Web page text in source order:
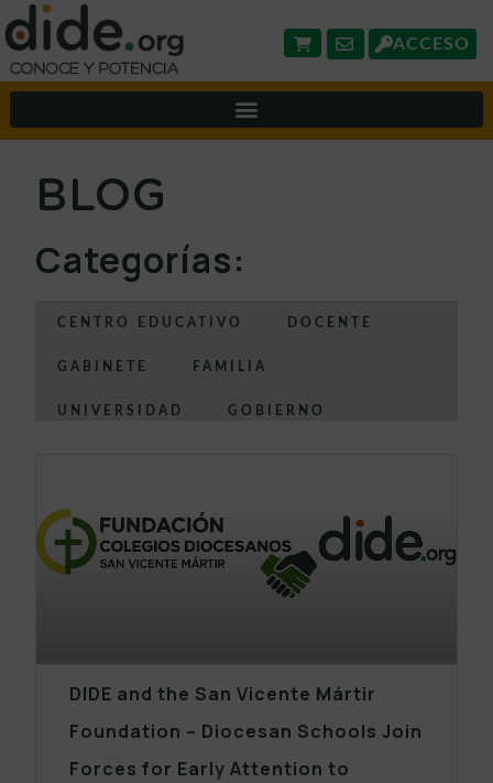
ACCESO
BLOG
Categorías:
CENTRO EDUCATIVO DOCENTE
GABINETE FAMILIA
UNIVERSIDAD GOBIERNO
DIDE and the San Vicente Mártir
Foundation – Diocesan Schools Join
Forces for Early Attention to